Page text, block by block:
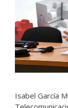
Isabel García